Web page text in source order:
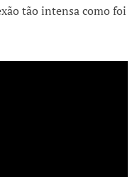
tão intensa como foi